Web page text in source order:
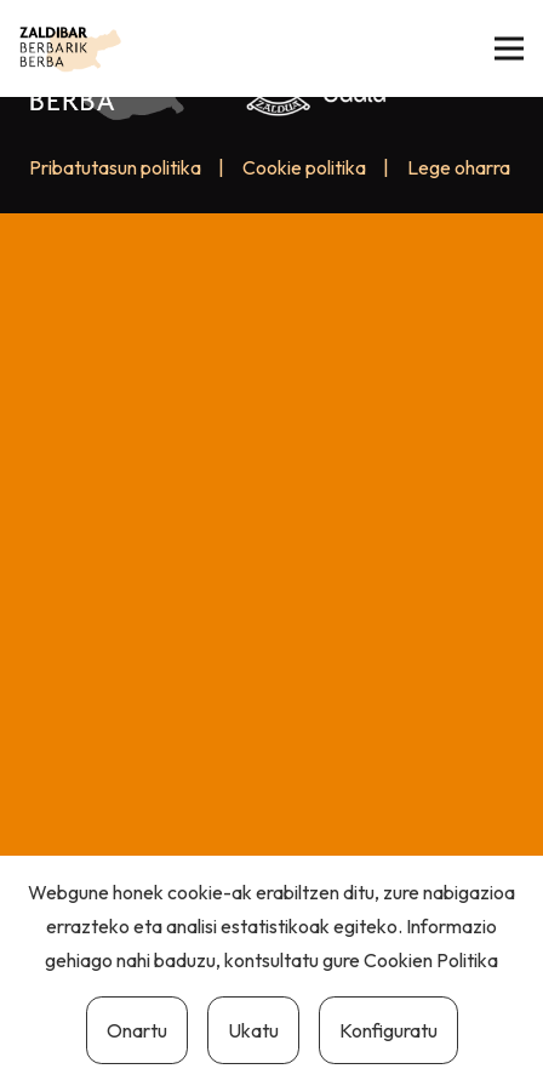
Pribatutasun politika Cookie politika Lege oharra
Webgune honek cookie-ak erabiltzen ditu, zure nabigazioa
errazteko eta analisi estatistikoak egiteko. Informazio
gehiago nahi baduzu, kontsultatu gureCookien Politika
Onartu Ukatu Konfiguratu